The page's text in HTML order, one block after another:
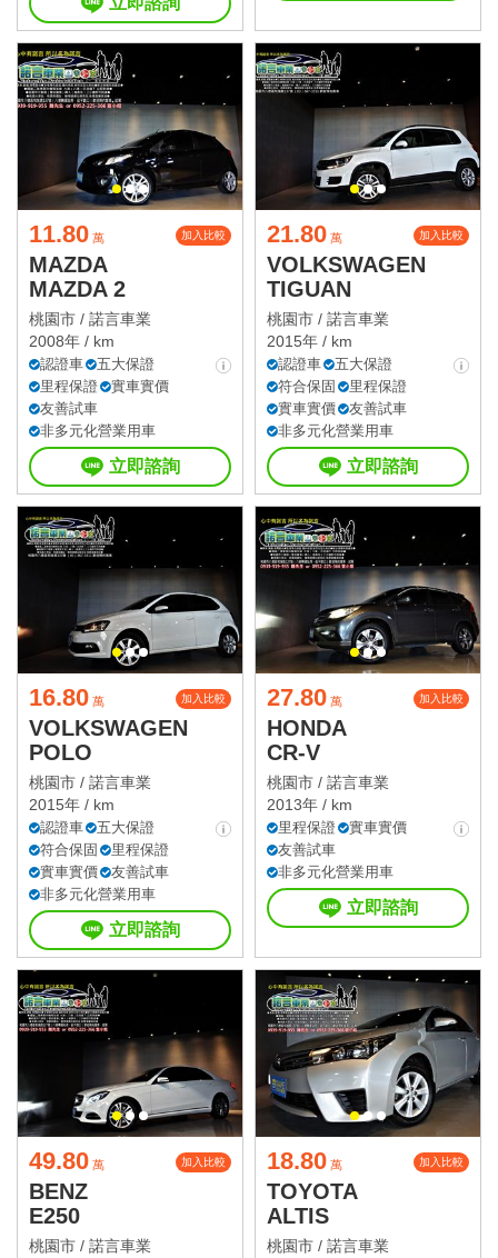
11.80 萬 加入比較
MAZDA
MAZDA 2
桃園市 / 諾言車業
2008年 / km
認證車
五大保證
里程保證
實車實價
友善試車
非多元化營業用車
立即諮詢
21.80 萬 加入比較
VOLKSWAGEN
TIGUAN
桃園市 / 諾言車業
2015年 / km
認證車
五大保證
符合保固
里程保證
實車實價
友善試車
非多元化營業用車
立即諮詢
16.80 萬 加入比較
VOLKSWAGEN
POLO
桃園市 / 諾言車業
2015年 / km
認證車
五大保證
符合保固
里程保證
實車實價
友善試車
非多元化營業用車
立即諮詢
27.80 萬 加入比較
HONDA
CR-V
桃園市 / 諾言車業
2013年 / km
里程保證
實車實價
友善試車
非多元化營業用車
立即諮詢
49.80 萬 加入比較
BENZ
E250
桃園市 / 諾言車業
18.80 萬 加入比較
TOYOTA
ALTIS
桃園市 / 諾言車業